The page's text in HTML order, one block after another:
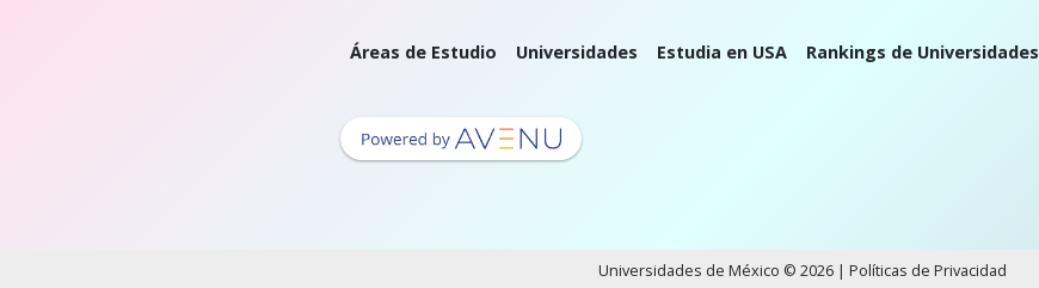
Áreas de Estudio Universidades Estudia en USA Rankings de Universidades
Universidades de México © 2026 | Políticas de Privacidad